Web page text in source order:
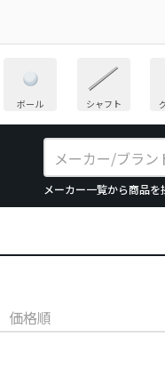
ボール シャフト
メーカー一覧から商品を
価格順